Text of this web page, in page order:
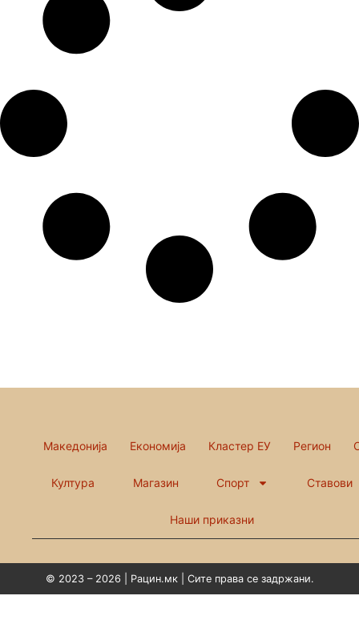
Македонија Економија Кластер ЕУ Регион
Култура Магазин Спорт Ставови
Наши приказни
© 2023 – 2026 | Рацин.мк | Сите права се задржани.